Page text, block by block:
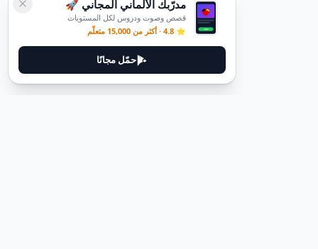
مدرّبك الألماني المجاني 🚀
قصص وصوت ودروس لكل المستويات
⭐ 4.8 · أكثر من 15,000 متعلّم
حمّل مجانًا